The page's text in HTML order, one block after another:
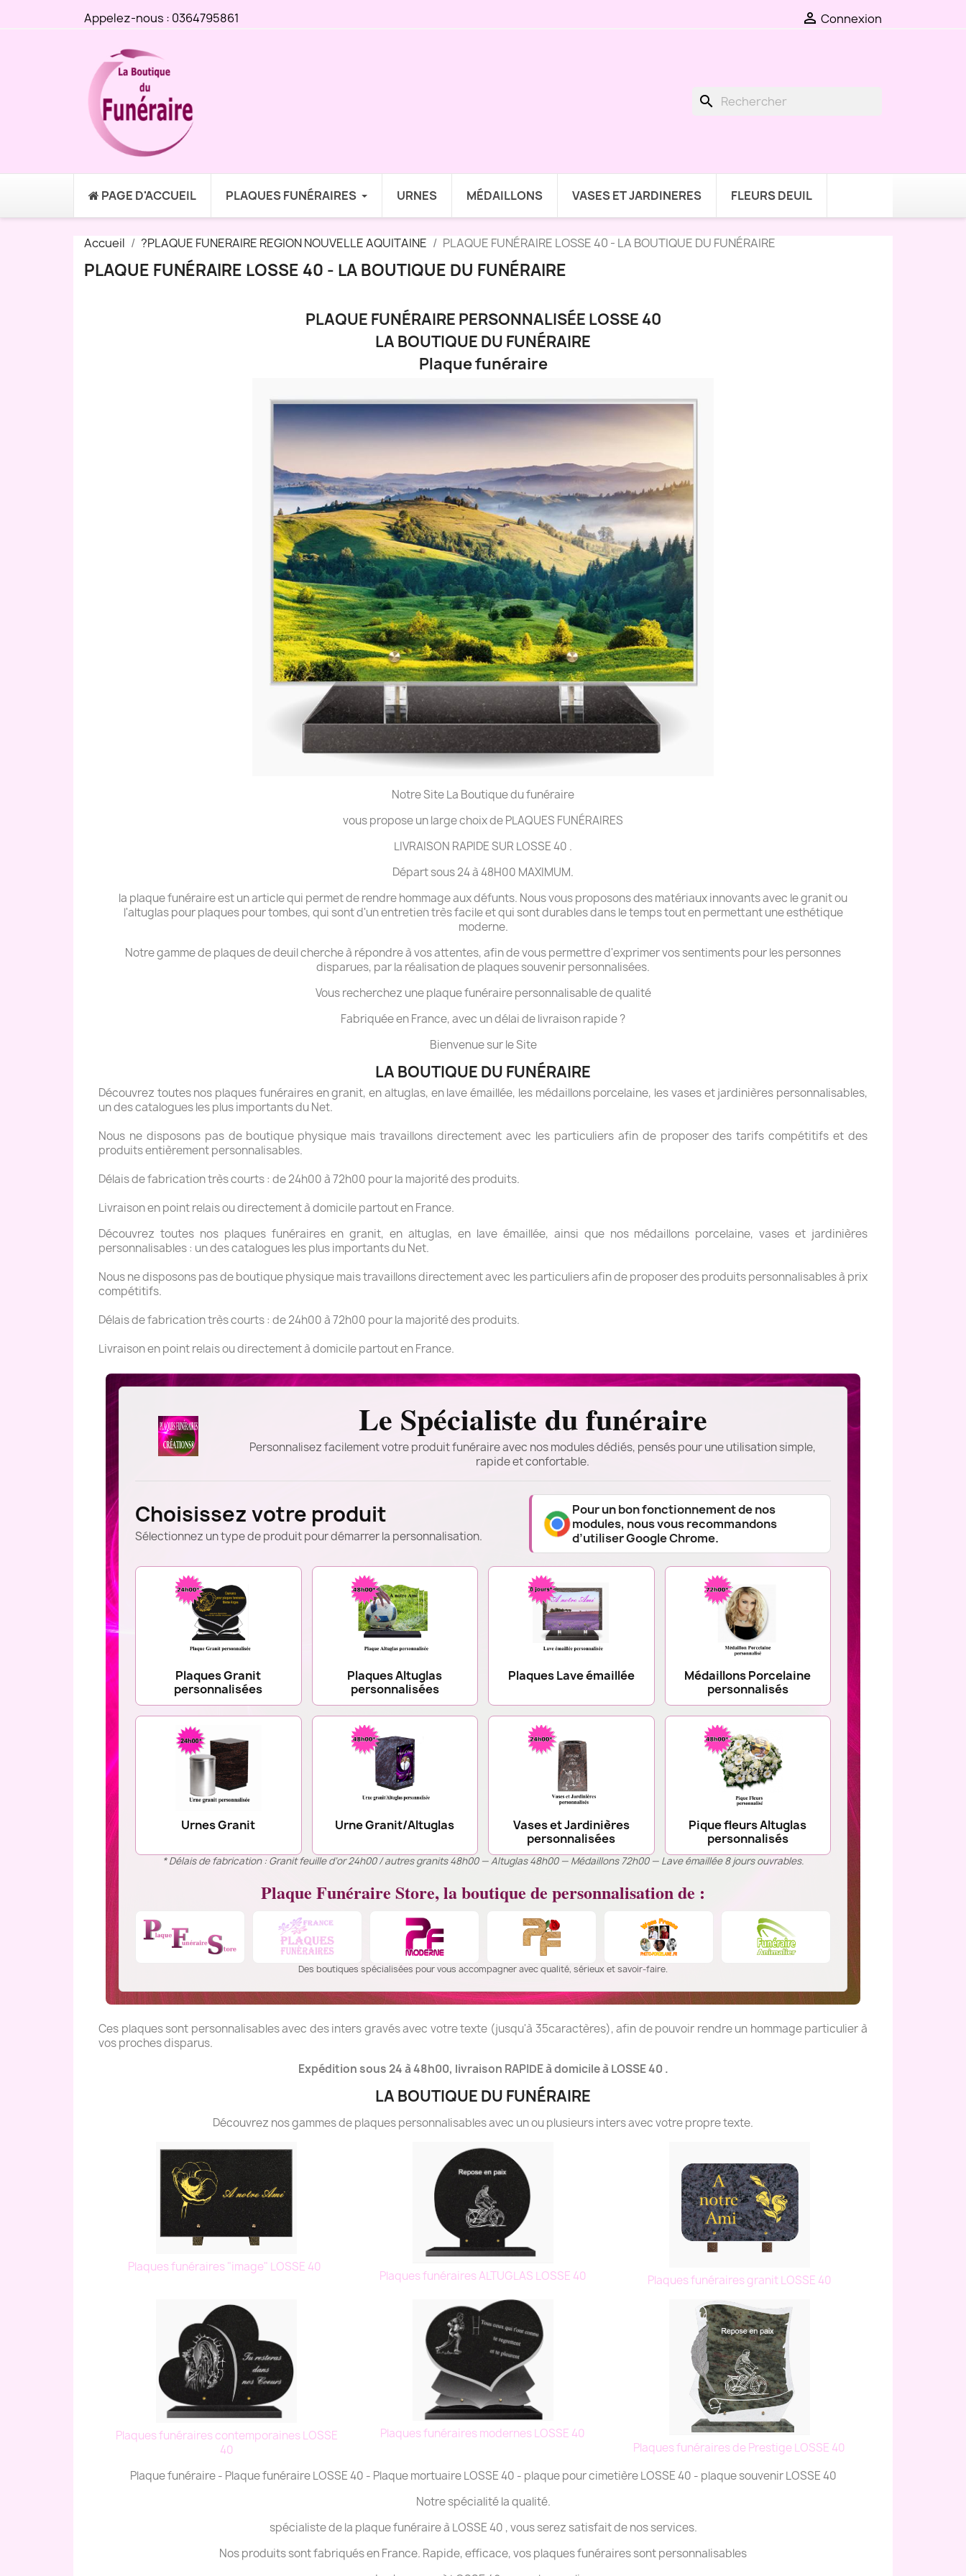
Appelez-nous : 0364795861  Connexion
search
PAGE D'ACCUEIL PLAQUES FUNÉRAIRES URNES MÉDAILLONS VASES ET JARDINERES FLEURS DEUIL
Accueil ?PLAQUE FUNERAIRE REGION NOUVELLE AQUITAINE PLAQUE FUNÉRAIRE LOSSE 40 - LA BOUTIQUE DU FUNÉRAIRE
PLAQUE FUNÉRAIRE LOSSE 40 - LA BOUTIQUE DU FUNÉRAIRE
PLAQUE FUNÉRAIRE PERSONNALISÉE LOSSE 40
LA BOUTIQUE DU FUNÉRAIRE
Plaque funéraire
Notre Site La Boutique du funéraire
vous propose un large choix de PLAQUES FUNÉRAIRES
LIVRAISON RAPIDE SUR LOSSE 40 .
Départ sous 24 à 48H00 MAXIMUM.
la plaque funéraire est un article qui permet de rendre hommage aux défunts. Nous vous proposons des matériaux innovants avec le granit ou
l'altuglas pour plaques pour tombes, qui sont d'un entretien très facile et qui sont durables dans le temps tout en permettant une esthétique
moderne.
Notre gamme de plaques de deuil cherche à répondre à vos attentes, afin de vous permettre d'exprimer vos sentiments pour les personnes
disparues, par la réalisation de plaques souvenir personnalisées.
Vous recherchez une plaque funéraire personnalisable de qualité
Fabriquée en France, avec un délai de livraison rapide ?
Bienvenue sur le Site
LA BOUTIQUE DU FUNÉRAIRE
Découvrez toutes nos plaques funéraires en granit, en altuglas, en lave émaillée, les médaillons porcelaine, les vases et jardinières personnalisables,
un des catalogues les plus importants du Net.
Nous ne disposons pas de boutique physique mais travaillons directement avec les particuliers afin de proposer des tarifs compétitifs et des
produits entièrement personnalisables.
Délais de fabrication très courts : de 24h00 à 72h00 pour la majorité des produits.
Livraison en point relais ou directement à domicile partout en France.
Découvrez toutes nos plaques funéraires en granit, en altuglas, en lave émaillée, ainsi que nos médaillons porcelaine, vases et jardinières
personnalisables : un des catalogues les plus importants du Net.
Nous ne disposons pas de boutique physique mais travaillons directement avec les particuliers afin de proposer des produits personnalisables à prix
compétitifs.
Délais de fabrication très courts : de 24h00 à 72h00 pour la majorité des produits.
Livraison en point relais ou directement à domicile partout en France.
Le Spécialiste du funéraire
Personnalisez facilement votre produit funéraire avec nos modules dédiés, pensés pour une utilisation simple,
rapide et confortable.
Choisissez votre produit
Sélectionnez un type de produit pour démarrer la personnalisation.
Pour un bon fonctionnement de nos
modules, nous vous recommandons
d’utiliser Google Chrome.
Plaques Granit
personnalisées
Plaques Altuglas
personnalisées
Plaques Lave émaillée
Médaillons Porcelaine
personnalisés
Urnes Granit Urne Granit/Altuglas
Vases et Jardinières
personnalisées
Pique fleurs Altuglas
personnalisés
* Délais de fabrication : Granit feuille d’or 24h00 / autres granits 48h00 — Altuglas 48h00 — Médaillons 72h00 — Lave émaillée 8 jours ouvrables.
Plaque Funéraire Store, la boutique de personnalisation de :
Des boutiques spécialisées pour vous accompagner avec qualité, sérieux et savoir-faire.
Ces plaques sont personnalisables avec des inters gravés avec votre texte (jusqu'à 35caractères), afin de pouvoir rendre un hommage particulier à
vos proches disparus.
Expédition sous 24 à 48h00, livraison RAPIDE à domicile à LOSSE 40 .
LA BOUTIQUE DU FUNÉRAIRE
Découvrez nos gammes de plaques personnalisables avec un ou plusieurs inters avec votre propre texte.
Plaques funéraires "image" LOSSE 40
Plaques funéraires ALTUGLAS LOSSE 40 Plaques funéraires granit LOSSE 40
Plaques funéraires contemporaines LOSSE
40
Plaques funéraires modernes LOSSE 40
Plaques funéraires de Prestige LOSSE 40
Plaque funéraire - Plaque funéraire LOSSE 40 - Plaque mortuaire LOSSE 40 - plaque pour cimetière LOSSE 40 - plaque souvenir LOSSE 40
Notre spécialité la qualité.
spécialiste de la plaque funéraire à LOSSE 40 , vous serez satisfait de nos services.
Nos produits sont fabriqués en France. Rapide, efficace, vos plaques funéraires sont personnalisables